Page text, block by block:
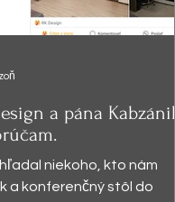
a pána
niekoho, kto nám
a konferenčný stôl do